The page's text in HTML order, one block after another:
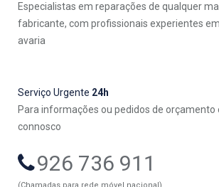
Especialistas em reparações de qualquer
fabricante, com profissionais experientes
avaria
Serviço Urgente 24h
Para informações ou pedidos de
connosco
926 736 911